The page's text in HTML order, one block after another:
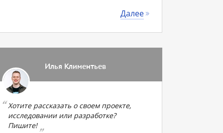
Далее
Илья Климентьев
Хотите рассказать о своем проекте,
исследовании или разработке?
Пишите!